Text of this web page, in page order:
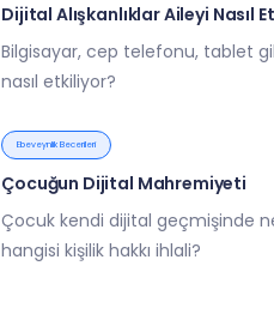
Dijital Alışkanlıklar Aileyi Nasıl
Bilgisayar, cep telefonu, tablet
nasıl etkiliyor?
Ebeveynlik Becerileri
Çocuğun Dijital Mahremiyeti
Çocuk kendi dijital geçmişinde
hangisi kişilik hakkı ihlali?